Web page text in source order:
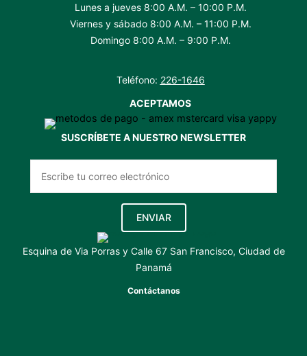
Lunes a jueves 8:00 A.M. – 10:00 P.M.
Viernes y sábado 8:00 A.M. – 11:00 P.M.
Domingo 8:00 A.M. – 9:00 P.M.
Teléfono: 226-1646
ACEPTAMOS
SUSCRÍBETE A NUESTRO NEWSLETTER
ENVIAR
Esquina de Via Porras y Calle 67 San Francisco, Ciudad de
Panamá
Contáctanos